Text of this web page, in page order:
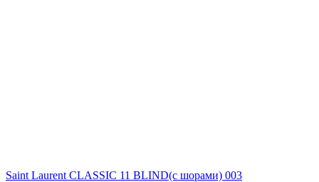
Saint Laurent CLASSIC 11 BLIND(с шорами) 003